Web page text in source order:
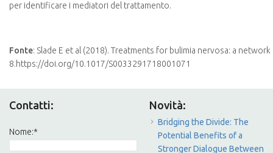
per identificare i mediatori del trattamento.
Fonte: Slade E et al (2018). Treatments for bulimia nervosa: a
8.https://doi.org/10.1017/S0033291718001071
Contatti:
Nome:*
Novità:
Bridging the Divide: The
Potential Benefits of a
Stronger Dialogue Between